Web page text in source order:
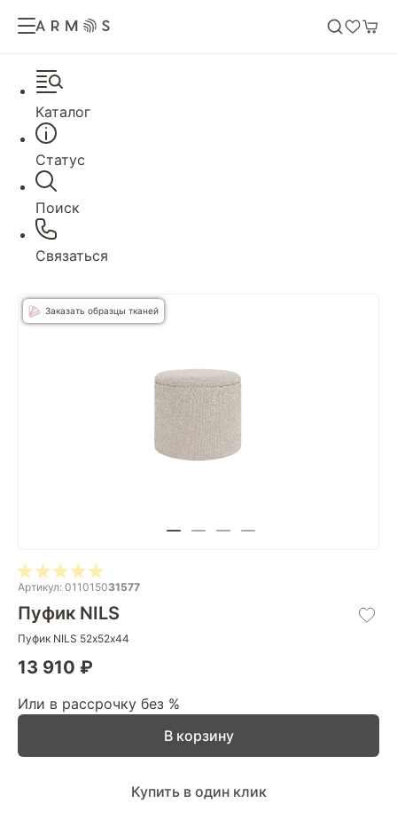
Каталог
Статус
Поиск
Связаться
Заказать образцы тканей
Артикул: 011015031577
Пуфик NILS
Пуфик NILS 52х52х44
13 910 ₽
Или в рассрочку без %
В корзину
Купить в один клик